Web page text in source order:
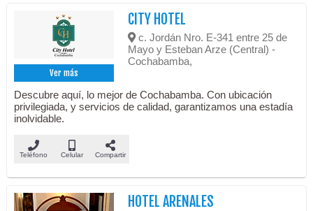
Ver más
CITY HOTEL
c. Jordán Nro. E-341 entre 25 de
Mayo y Esteban Arze (Central) -
Cochabamba,
Descubre aquí, lo mejor de Cochabamba. Con ubicación
privilegiada, y servicios de calidad, garantizamos una estadía
inolvidable.
Teléfono Celular Compartir
HOTEL ARENALES